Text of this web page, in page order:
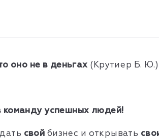
оно не в деньгах (Крутиер Б. Ю.)
команду успешных людей!
свой бизнес и открывать